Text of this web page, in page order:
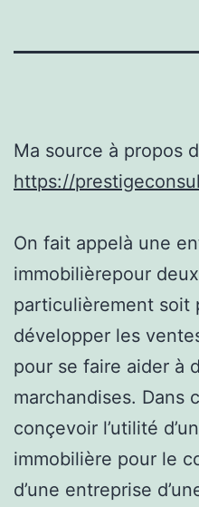
Ma source à propos
https://
On fait appelà une
immobilièrepour
particulièrement soit
développer les
pour se faire aider à
marchandises. Dans
conçevoir l’utilité
immobilière pour le
d’une entreprise